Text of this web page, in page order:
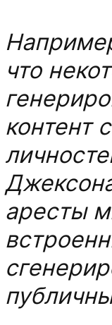
что
контент
аресты